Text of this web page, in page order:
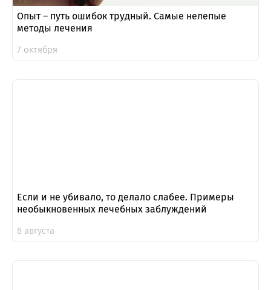
Опыт – путь ошибок трудный. Самые нелепые
методы лечения
7 октября
Если и не убивало, то делало слабее. Примеры
необыкновенных лечебных заблуждений
8 августа